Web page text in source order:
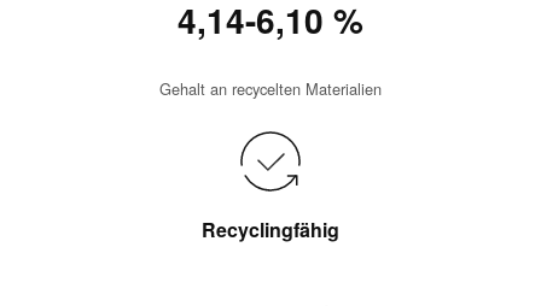
4,14-6,10 %
Gehalt an recycelten Materialien
Recyclingfähig